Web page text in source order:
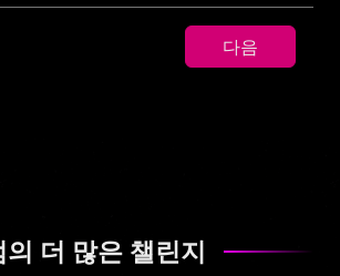
다음
더 많은 챌린지